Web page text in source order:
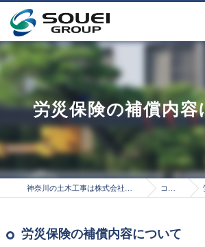
労災保険の補償内容
コラム
労災保険の補償内容について